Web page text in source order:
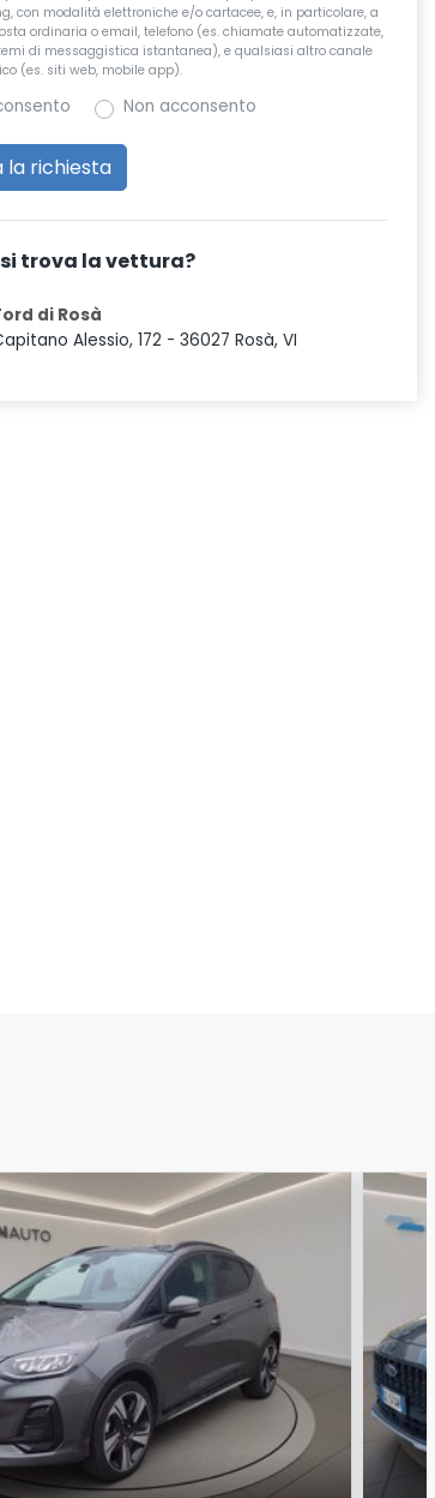
con modalità elettroniche e/o cartacee, e, in particolare, a
ordinaria o email, telefono (es. chiamate automatizzate,
di messaggistica istantanea), e qualsiasi altro canale
(es. siti web, mobile app).
Non acconsento
si trova la vettura?
di Rosà
Alessio, 172 - 36027 Rosà, VI